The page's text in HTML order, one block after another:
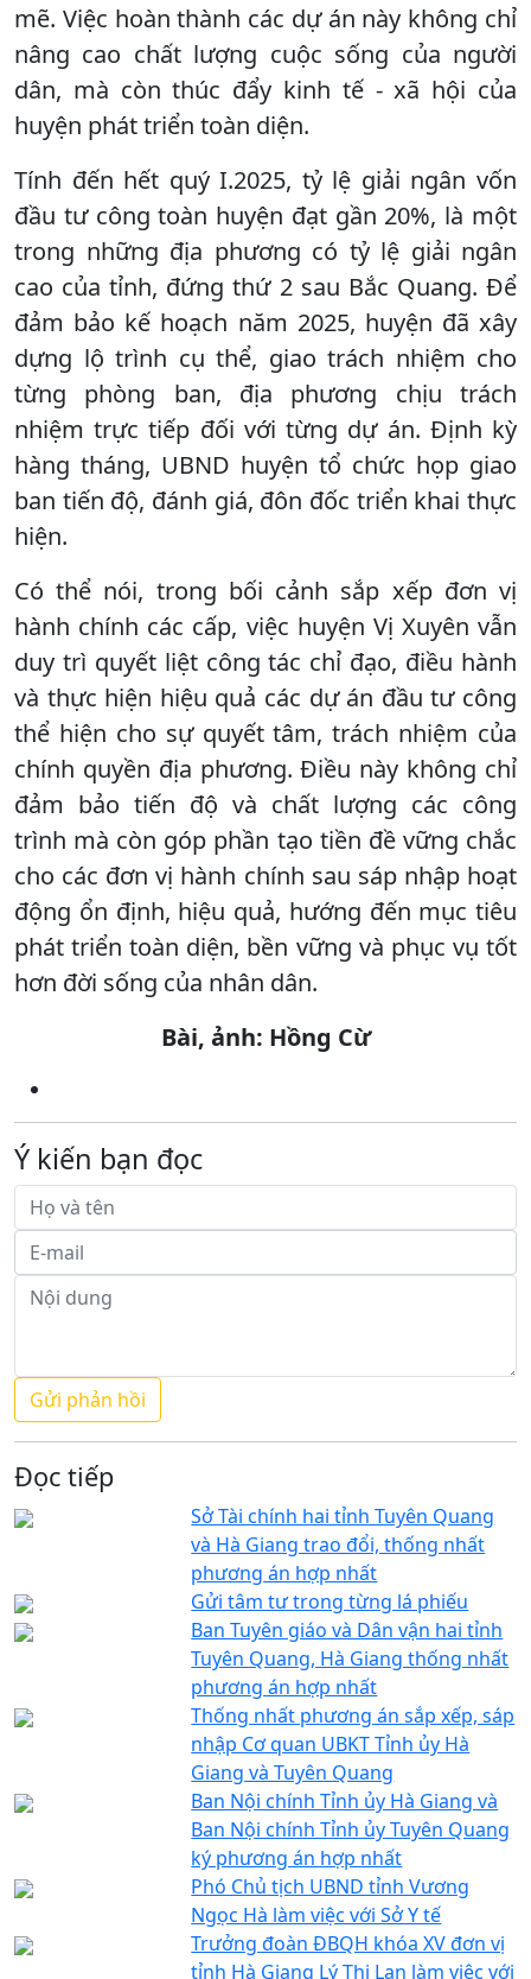
mẽ. Việc hoàn thành các dự án này không chỉ
nâng cao chất lượng cuộc sống của người
dân, mà còn thúc đẩy kinh tế - xã hội của
huyện phát triển toàn diện.
Tính đến hết quý I.2025, tỷ lệ giải ngân vốn
đầu tư công toàn huyện đạt gần 20%, là một
trong những địa phương có tỷ lệ giải ngân
cao của tỉnh, đứng thứ 2 sau Bắc Quang. Để
đảm bảo kế hoạch năm 2025, huyện đã xây
dựng lộ trình cụ thể, giao trách nhiệm cho
từng phòng ban, địa phương chịu trách
nhiệm trực tiếp đối với từng dự án. Định kỳ
hàng tháng, UBND huyện tổ chức họp giao
ban tiến độ, đánh giá, đôn đốc triển khai thực
hiện.
Có thể nói, trong bối cảnh sắp xếp đơn vị
hành chính các cấp, việc huyện Vị Xuyên vẫn
duy trì quyết liệt công tác chỉ đạo, điều hành
và thực hiện hiệu quả các dự án đầu tư công
thể hiện cho sự quyết tâm, trách nhiệm của
chính quyền địa phương. Điều này không chỉ
đảm bảo tiến độ và chất lượng các công
trình mà còn góp phần tạo tiền đề vững chắc
cho các đơn vị hành chính sau sáp nhập hoạt
động ổn định, hiệu quả, hướng đến mục tiêu
phát triển toàn diện, bền vững và phục vụ tốt
hơn đời sống của nhân dân.
Bài, ảnh: Hồng Cừ
Ý kiến bạn đọc
Đọc tiếp
Sở Tài chính hai tỉnh Tuyên Quang
và Hà Giang trao đổi, thống nhất
phương án hợp nhất
Gửi tâm tư trong từng lá phiếu
Ban Tuyên giáo và Dân vận hai tỉnh
Tuyên Quang, Hà Giang thống nhất
phương án hợp nhất
Thống nhất phương án sắp xếp, sáp
nhập Cơ quan UBKT Tỉnh ủy Hà
Giang và Tuyên Quang
Ban Nội chính Tỉnh ủy Hà Giang và
Ban Nội chính Tỉnh ủy Tuyên Quang
ký phương án hợp nhất
Phó Chủ tịch UBND tỉnh Vương
Ngọc Hà làm việc với Sở Y tế
Trưởng đoàn ĐBQH khóa XV đơn vị
tỉnh Hà Giang Lý Thị Lan làm việc với